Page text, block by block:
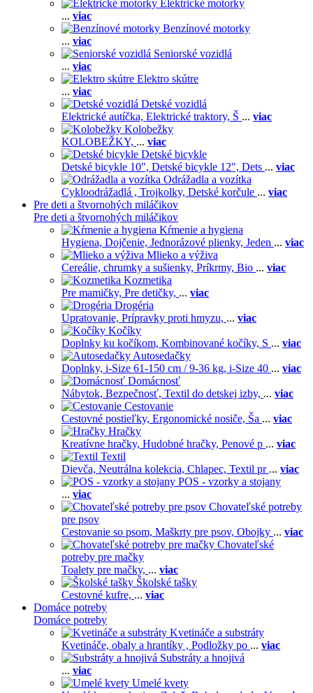
Elektrické motorky
... viac
Benzínové motorky
... viac
Seniorské vozidlá
... viac
Elektro skútre
... viac
Detské vozidlá
Elektrické autíčka, Elektrické traktory, Š ... viac
Kolobežky
KOLOBEŽKY, ... viac
Detské bicykle
Detské bicykle 10", Detské bicykle 12", Dets ... viac
Odrážadla a vozítka
Cykloodrážadlá , Trojkolky, Detské korčule ... viac
Pre deti a štvornohých miláčikov
Pre deti a štvornohých miláčikov
Kŕmenie a hygiena
Hygiena, Dojčenie, Jednorázové plienky, Jeden ... viac
Mlieko a výživa
Cereálie, chrumky a sušienky, Príkrmy, Bio ... viac
Kozmetika
Pre mamičky, Pre detičky, ... viac
Drogéria
Upratovanie, Prípravky proti hmyzu, ... viac
Kočíky
Doplnky ku kočíkom, Kombinované kočíky, S ... viac
Autosedačky
Doplnky, i-Size 61-150 cm / 9-36 kg, i-Size 40 ... viac
Domácnosť
Nábytok, Bezpečnosť, Textil do detskej izby, ... viac
Cestovanie
Cestovné postieľky, Ergonomické nosiče, Ša ... viac
Hračky
Kreatívne hračky, Hudobné hračky, Penové p ... viac
Textil
Dievča, Neutrálna kolekcia, Chlapec, Textil pr ... viac
POS - vzorky a stojany
... viac
Chovateľské potreby
pre psov
Cestovanie so psom, Maškrty pre psov, Obojky ... viac
Chovateľské
potreby pre mačky
Toalety pre mačky, ... viac
Školské tašky
Cestovné kufre, ... viac
Domáce potreby
Domáce potreby
Kvetináče a substráty
Kvetináče, obaly a hrantíky , Podložky po ... viac
Substráty a hnojivá
... viac
Umelé kvety